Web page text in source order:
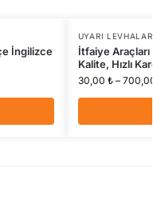
İngilizce
UYARI
İtfaiye Araçları
Kalite, Hızlı
30,00 ₺ –